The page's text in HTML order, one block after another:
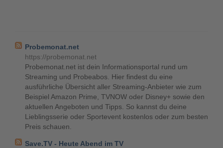
Probemonat.net
https://probemonat.net
Probemonat.net ist dein Informationsportal rund um
Streaming und Probeabos. Hier findest du eine
ausführliche Übersicht aller Streaming-Anbieter wie zum
Beispiel Amazon Prime, TVNOW oder Disney+ sowie den
aktuellen Angeboten und Tipps. So kannst du deine
Lieblingsserie oder Sportevent kostenlos oder zum besten
Preis schauen.
Save.TV - Heute Abend im TV